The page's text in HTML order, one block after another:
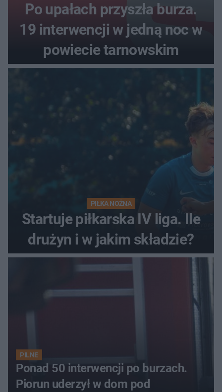
Po upałach przyszła burza.
19 interwencji w jedną noc w
powiecie tarnowskim
PIŁKA NOŻNA
Startuje piłkarska IV liga. Ile
drużyn i w jakim składzie?
PILNE
Ponad 50 interwencji po burzach.
Piorun uderzył w dom pod